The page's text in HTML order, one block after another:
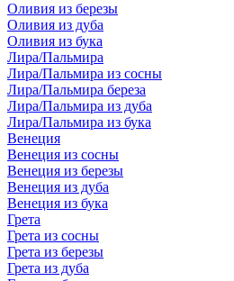
Оливия из березы
Оливия из дуба
Оливия из бука
Лира/Пальмира
Лира/Пальмира из сосны
Лира/Пальмира береза
Лира/Пальмира из дуба
Лира/Пальмира из бука
Венеция
Венеция из сосны
Венеция из березы
Венеция из дуба
Венеция из бука
Грета
Грета из сосны
Грета из березы
Грета из дуба